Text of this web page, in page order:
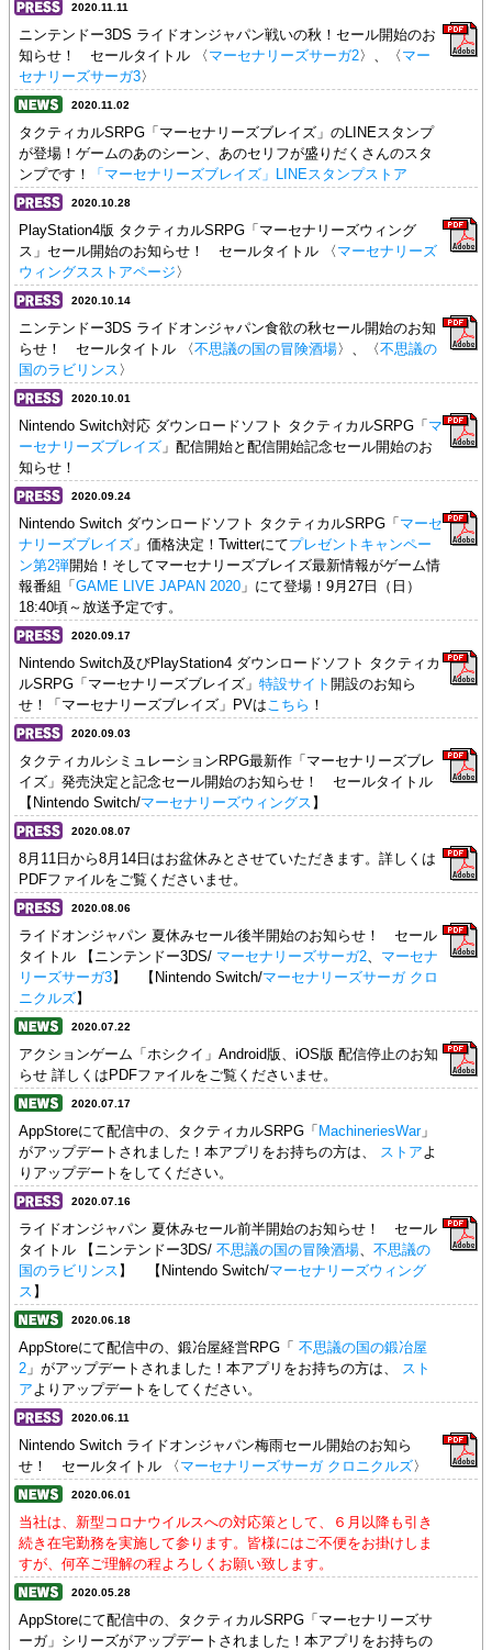
2020.11.11
ニンテンドー3DS ライドオンジャパン戦いの秋！セール開始のお
知らせ！ セールタイトル 〈 マーセナリーズサーガ2〉、〈 マー
セナリーズサーガ3〉
2020.11.02
タクティカルSRPG「マーセナリーズブレイズ」のLINEスタンプ
が登場！ゲームのあのシーン、あのセリフが盛りだくさんのスタ
ンプです！
「マーセナリーズブレイズ」LINEスタンプストア
2020.10.28
PlayStation4版 タクティカルSRPG「マーセナリーズウィング
ス」セール開始のお知らせ！ セールタイトル 〈 マーセナリーズ
ウィングスストアページ 〉
2020.10.14
ニンテンドー3DS ライドオンジャパン食欲の秋セール開始のお知
らせ！ セールタイトル 〈不思議の国の冒険酒場〉、〈不思議の
国のラビリンス 〉
2020.10.01
Nintendo Switch対応 ダウンロードソフト タクティカルSRPG「 マ
ーセナリーズブレイズ 」配信開始と配信開始記念セール開始のお
知らせ！
2020.09.24
Nintendo Switch ダウンロードソフト タクティカルSRPG「 マーセ
ナリーズブレイズ 」価格決定！Twitterにてプレゼントキャンペー
ン第2弾開始！そしてマーセナリーズブレイズ最新情報がゲーム情
報番組「 GAME LIVE JAPAN 2020 」にて登場！9月27日（日）
18:40頃～放送予定です。
2020.09.17
Nintendo Switch及びPlayStation4 ダウンロードソフト タクティカ
ルSRPG「マーセナリーズブレイズ」 特設サイト 開設のお知ら
せ！「マーセナリーズブレイズ」PVはこちら ！
2020.09.03
タクティカルシミュレーションRPG最新作「マーセナリーズブレ
イズ」発売決定と記念セール開始のお知らせ！ セールタイトル
【Nintendo Switch/マーセナリーズウィングス 】
2020.08.07
8月11日から8月14日はお盆休みとさせていただきます。詳しくは
PDFファイルをご覧くださいませ。
2020.08.06
ライドオンジャパン 夏休みセール後半開始のお知らせ！ セール
タイトル 【ニンテンドー3DS/ マーセナリーズサーガ2、 マーセナ
リーズサーガ3】 【Nintendo Switch/マーセナリーズサーガ クロ
ニクルズ】
2020.07.22
アクションゲーム「ホシクイ」Android版、iOS版 配信停止のお知
らせ 詳しくはPDFファイルをご覧くださいませ。
2020.07.17
AppStoreにて配信中の、タクティカルSRPG「 MachineriesWar」
がアップデートされました！本アプリをお持ちの方は、 ストアよ
りアップデートをしてください。
2020.07.16
ライドオンジャパン 夏休みセール前半開始のお知らせ！ セール
タイトル 【ニンテンドー3DS/ 不思議の国の冒険酒場、 不思議の
国のラビリンス 】 【Nintendo Switch/マーセナリーズウィング
ス 】
2020.06.18
AppStoreにて配信中の、鍛冶屋経営RPG「 不思議の国の鍛冶屋
2 」がアップデートされました！本アプリをお持ちの方は、 スト
アよりアップデートをしてください。
2020.06.11
Nintendo Switch ライドオンジャパン梅雨セール開始のお知ら
せ！ セールタイトル 〈 マーセナリーズサーガ クロニクルズ〉
2020.06.01
当社は、新型コロナウイルスへの対応策として、６月以降も引き
続き在宅勤務を実施して参ります。皆様にはご不便をお掛けしま
すが、何卒ご理解の程よろしくお願い致します。
2020.05.28
AppStoreにて配信中の、タクティカルSRPG「マーセナリーズサ
ーガ」シリーズがアップデートされました！本アプリをお持ちの